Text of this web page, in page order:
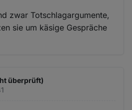
zwar Totschlagargumente,
sie um käsige Gespräche
überprüft)